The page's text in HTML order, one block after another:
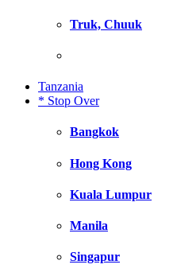
Truk, Chuuk
Tanzania
* Stop Over
Bangkok
Hong Kong
Kuala Lumpur
Manila
Singapur